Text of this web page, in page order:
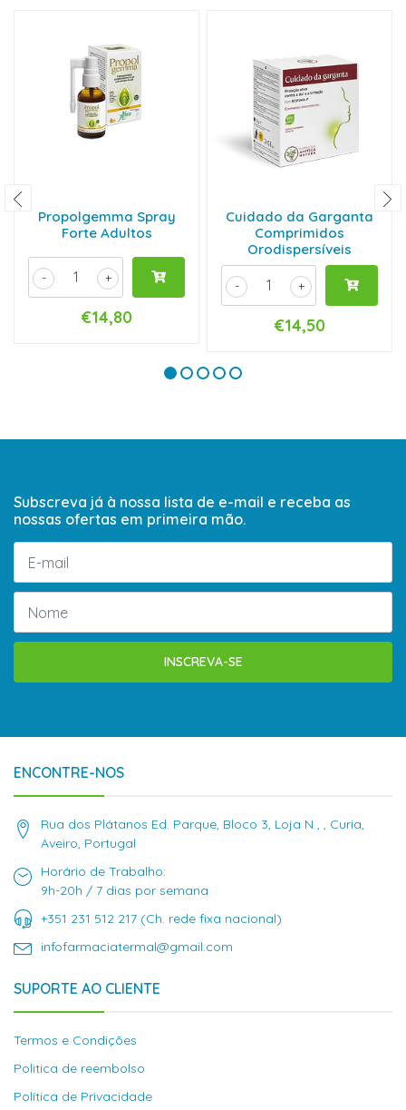
Propolgemma Spray
Forte Adultos
+
-
€14,80
Cuidado da Garganta
Comprimidos
Orodispersíveis
+
-
€14,50
Subscreva já à nossa lista de e-mail e receba as
nossas ofertas em primeira mão.
INSCREVA-SE
ENCONTRE-NOS
Rua dos Plátanos Ed. Parque, Bloco 3, Loja N , , Curia,
Aveiro, Portugal
Horário de Trabalho:
9h-20h / 7 dias por semana
+351 231 512 217 (Ch. rede fixa nacional)
infofarmaciatermal@gmail.com
SUPORTE AO CLIENTE
Termos e Condições
Politica de reembolso
Política de Privacidade